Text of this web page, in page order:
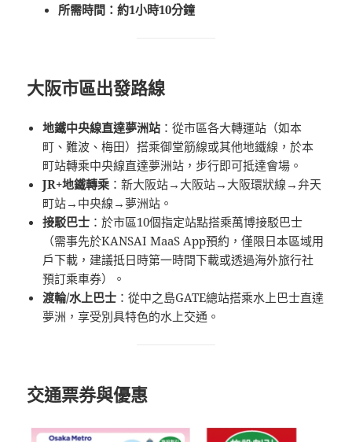
所需時間：約1小時10分鐘
大阪市區出發路線
地鐵中央線直達夢洲站 ：從市區各大轉運站（如本
町、難波、梅田）搭乘御堂筋線或其他地鐵線，於本
町站轉乘中央線直達夢洲站，步行即可抵達會場。
JR+地鐵轉乘 ：新大阪站→大阪站→大阪環狀線→弁天
町站→中央線→夢洲站。
接駁巴士 ：於市區10個指定站點搭乘萬博接駁巴士
（需事先於KANSAI MaaS App預約，僅限日本區域用
戶下載，建議抵日時第一時間下載或透過海外旅行社
預訂乘車券）。
渡輪/水上巴士 ：從中之島GATE總站搭乘水上巴士直達
夢洲，享受別具特色的水上交通。
交通票券與優惠